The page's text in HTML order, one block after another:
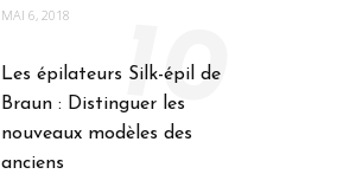
MAI 6, 2018
Les épilateurs Silk-épil de
Braun : Distinguer les
nouveaux modèles des
anciens
10